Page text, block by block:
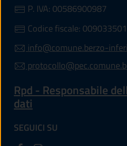
P. IVA: 00586900987
Codice fiscale:
info@comune.berzo-
Rpd - Responsabile
dati
SEGUICI SU